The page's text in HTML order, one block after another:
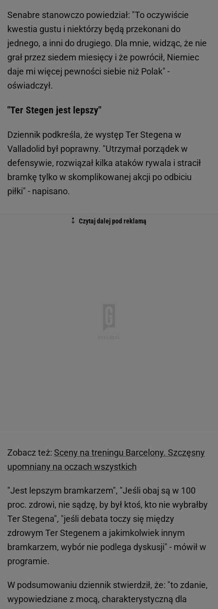
Senabre stanowczo powiedział: "To oczywiście
kwestia gustu i niektórzy będą przekonani do
jednego, a inni do drugiego. Dla mnie, widząc, że nie
grał przez siedem miesięcy i że powrócił, Niemiec
daje mi więcej pewności siebie niż Polak" -
oświadczył.
"Ter Stegen jest lepszy"
Dziennik podkreśla, że występ Ter Stegena w
Valladolid był poprawny. "Utrzymał porządek w
defensywie, rozwiązał kilka ataków rywala i stracił
bramkę tylko w skomplikowanej akcji po odbiciu
piłki" - napisano.
Zobacz też: Sceny na treningu Barcelony. Szczęsny
upomniany na oczach wszystkich
"Jest lepszym bramkarzem", "Jeśli obaj są w 100
proc. zdrowi, nie sądzę, by był ktoś, kto nie wybrałby
Ter Stegena", "jeśli debata toczy się między
zdrowym Ter Stegenem a jakimkolwiek innym
bramkarzem, wybór nie podlega dyskusji" - mówił w
programie.
W podsumowaniu dziennik stwierdził, że: "to zdanie,
wypowiedziane z mocą, charakterystyczną dla